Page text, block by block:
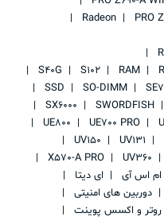
PRO
Radeon
RAM
S102
S40G
SO-DIMM
SSD
SWORDFISH
SX6000
UE700 PRO
UE800
UV131
UV150
UV360
X570-A PRO
ام اس آی
ای دیتا
دوربین های امنیتی
روتر و اکسس پوینت